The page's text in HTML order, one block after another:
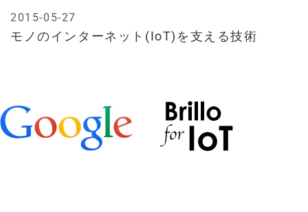
モノのインターネット(IoT)を支える技術
2015-05-27